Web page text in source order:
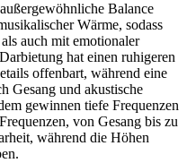
Balance
Wärme, sodass
auch mit emotionaler
hat einen ruhigeren
offenbart, während eine
Gesang und akustische
gewinnen tiefe Frequenzen
von Gesang bis zu
während die Höhen